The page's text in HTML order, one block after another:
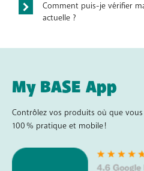
Comment puis-je vérifier
actuelle ?
My BASE App
Contrôlez vos produits où que vous
100 % pratique et mobile !